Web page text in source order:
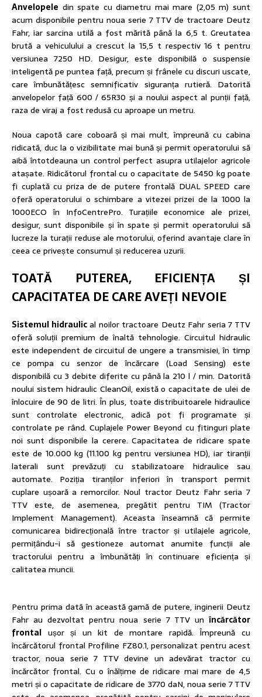
Anvelopele din spate cu diametru mai mare (2,05 m) sunt
acum disponibile pentru noua serie 7 TTV de tractoare Deutz
Fahr, iar sarcina utilă a fost mărită până la 6,5 ​​t. Greutatea
brută a vehiculului a crescut la 15,5 t respectiv 16 t pentru
versiunea 7250 HD. Desigur, este disponibilă o suspensie
inteligentă pe puntea față, precum și frânele cu discuri uscate,
care îmbunătățesc semnificativ siguranța rutieră. Datorită
anvelopelor față 600 / 65R30 și a noului aspect al punții față,
raza de viraj a fost redusă cu aproape un metru.
Noua capotă care coboară și mai mult, împreună cu cabina
ridicată, duc la o vizibilitate mai bună și permit operatorului să
aibă întotdeauna un control perfect asupra utilajelor agricole
atașate. Ridicătorul frontal cu o capacitate de 5450 kg poate
fi cuplată cu priza de de putere frontală DUAL SPEED care
oferă operatorului o schimbare a vitezei prizei de la 1000 la
1000ECO în InfoCentrePro. Turațiile economice ale prizei,
desigur, sunt disponibile și în spate și permit operatorului să
lucreze la turații reduse ale motorului, oferind avantaje clare în
ceea ce privește consumul și reducerea uzurii.
TOATĂ PUTEREA, EFICIENȚA ȘI
CAPACITATEA DE CARE AVEȚI NEVOIE
Sistemul hidraulical noilor tractoare Deutz Fahr seria 7 TTV
oferă soluții premium de înaltă tehnologie. Circuitul hidraulic
este independent de circuitul de ungere a transmisiei, în timp
ce pompa cu senzor de încărcare (Load Sensing) este
disponibilă cu 3 debite diferite cu până la 210 l / min. Datorită
noului sistem hidraulic CleanOil, există o capacitate de ulei de
înlocuire de 90 de litri. În plus, toate distribuitoarele hidraulice
sunt controlate electronic, adică pot fi programate și
controlate pe rând. Cuplajele Power Beyond cu fitinguri plate
noi sunt disponibile la cerere. Capacitatea de ridicare spate
este de 10.000 kg (11.100 kg pentru versiunea HD), iar tiranții
laterali sunt prevăzuți cu stabilizatoare hidraulice sau
automate. Poziția tiranților inferiori în transport permit
cuplare ușoară a remorcilor. Noul tractor Deutz Fahr seria 7
TTV este, de asemenea, pregătit pentru TIM (Tractor
Implement Management). Aceasta înseamnă că permite
comunicarea bidirecțională între tractor și utilajele agricole,
permițându-i să gestioneze automat anumite funcții ale
tractorului pentru a îmbunătăți în continuare eficiența și
calitatea muncii.
Pentru prima dată în această gamă de putere, inginerii Deutz
Fahr au dezvoltat pentru noua serie 7 TTV unîncărcător
frontal ușor și un kit de montare rapidă. Împreună cu
încărcătorul frontal Profiline FZ80.1, personalizat pentru acest
tractor, noua serie 7 TTV devine un adevărat tractor cu
încărcător frontal. Cu o înălțime de ridicare mai mare de 4,5
metri și o capacitate de ridicare de 3770 daN, noua serie 7 TTV